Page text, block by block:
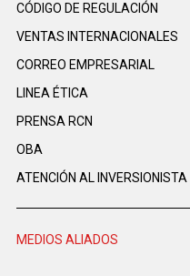
CÓDIGO DE REGULACIÓN
VENTAS INTERNACIONALES
CORREO EMPRESARIAL
LINEA ÉTICA
PRENSA RCN
OBA
ATENCIÓN AL INVERSIONISTA
MEDIOS ALIADOS